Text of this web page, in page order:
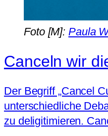
Foto [M]: Paula
Canceln wir
Der Begriff „Cancel
unterschiedliche
zu deligitimieren.